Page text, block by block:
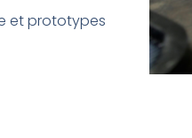
et prototypes